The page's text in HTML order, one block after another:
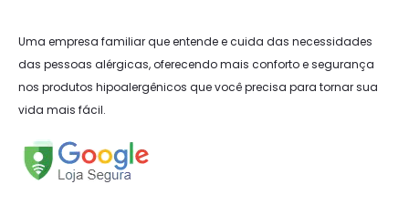
Uma empresa familiar que entende e cuida das necessidades
das pessoas alérgicas, oferecendo mais conforto e segurança
nos produtos hipoalergênicos que você precisa para tornar sua
vida mais fácil.